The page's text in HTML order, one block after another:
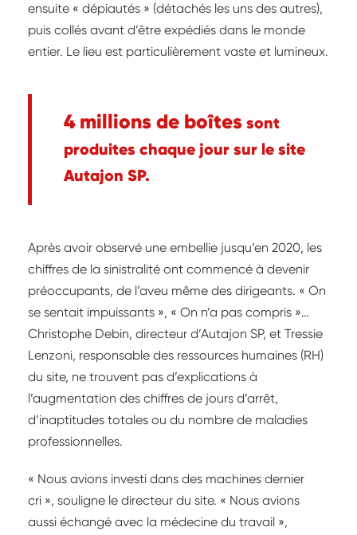
ensuite « dépiautés » (détachés les uns des autres),
puis collés avant d’être expédiés dans le monde
entier. Le lieu est particulièrement vaste et lumineux.
4 millions de boîtes sont
produites chaque jour sur le site
Autajon SP.
Après avoir observé une embellie jusqu’en 2020, les
chiffres de la sinistralité ont commencé à devenir
préoccupants, de l’aveu même des dirigeants. « On
se sentait impuissants », « On n’a pas compris »…
Christophe Debin, directeur d’Autajon SP, et Tressie
Lenzoni, responsable des ressources humaines (RH)
du site, ne trouvent pas d’explications à
l’augmentation des chiffres de jours d’arrêt,
d’inaptitudes totales ou du nombre de maladies
professionnelles.
« Nous avions investi dans des machines dernier
cri », souligne le directeur du site. « Nous avions
aussi échangé avec la médecine du travail »,